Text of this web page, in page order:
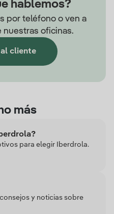
hablemos?
por teléfono o ven a
nuestras oficinas.
cliente
más
para elegir Iberdrola.
y noticias sobre